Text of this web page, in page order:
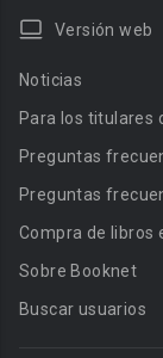
Versión web
Noticias
Para los titulares
Preguntas
Preguntas
Compra de libros
Sobre Booknet
Buscar usuarios